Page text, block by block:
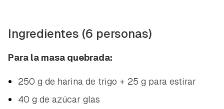
Ingredientes (6 personas)
Para la masa quebrada:
250 g de harina de trigo + 25 g para estirar
40 g de azúcar glas